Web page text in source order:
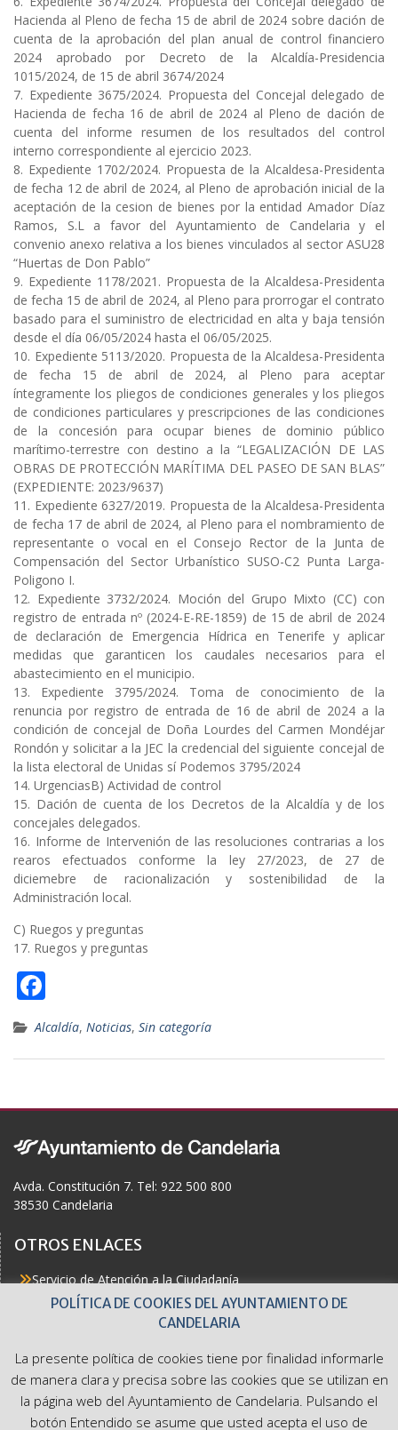
Hacienda al Pleno de fecha 15 de abril de 2024 sobre dación de
cuenta de la aprobación del plan anual de control financiero
2024 aprobado por Decreto de la Alcaldía-Presidencia
1015/2024, de 15 de abril 3674/2024
7. Expediente 3675/2024. Propuesta del Concejal delegado de
Hacienda de fecha 16 de abril de 2024 al Pleno de dación de
cuenta del informe resumen de los resultados del control
interno correspondiente al ejercicio 2023.
8. Expediente 1702/2024. Propuesta de la Alcaldesa-Presidenta
de fecha 12 de abril de 2024, al Pleno de aprobación inicial de la
aceptación de la cesion de bienes por la entidad Amador Díaz
Ramos, S.L a favor del Ayuntamiento de Candelaria y el
convenio anexo relativa a los bienes vinculados al sector ASU28
“Huertas de Don Pablo”
9. Expediente 1178/2021. Propuesta de la Alcaldesa-Presidenta
de fecha 15 de abril de 2024, al Pleno para prorrogar el contrato
basado para el suministro de electricidad en alta y baja tensión
desde el día 06/05/2024 hasta el 06/05/2025.
10. Expediente 5113/2020. Propuesta de la Alcaldesa-Presidenta
de fecha 15 de abril de 2024, al Pleno para aceptar
íntegramente los pliegos de condiciones generales y los pliegos
de condiciones particulares y prescripciones de las condiciones
de la concesión para ocupar bienes de dominio público
marítimo-terrestre con destino a la “LEGALIZACIÓN DE LAS
OBRAS DE PROTECCIÓN MARÍTIMA DEL PASEO DE SAN BLAS”
(EXPEDIENTE: 2023/9637)
11. Expediente 6327/2019. Propuesta de la Alcaldesa-Presidenta
de fecha 17 de abril de 2024, al Pleno para el nombramiento de
representante o vocal en el Consejo Rector de la Junta de
Compensación del Sector Urbanístico SUSO-C2 Punta Larga-
Poligono I.
12. Expediente 3732/2024. Moción del Grupo Mixto (CC) con
registro de entrada nº (2024-E-RE-1859) de 15 de abril de 2024
de declaración de Emergencia Hídrica en Tenerife y aplicar
medidas que garanticen los caudales necesarios para el
abastecimiento en el municipio.
13. Expediente 3795/2024. Toma de conocimiento de la
renuncia por registro de entrada de 16 de abril de 2024 a la
condición de concejal de Doña Lourdes del Carmen Mondéjar
Rondón y solicitar a la JEC la credencial del siguiente concejal de
la lista electoral de Unidas sí Podemos 3795/2024
14. UrgenciasB) Actividad de control
15. Dación de cuenta de los Decretos de la Alcaldía y de los
concejales delegados.
16. Informe de Intervenión de las resoluciones contrarias a los
rearos efectuados conforme la ley 27/2023, de 27 de
diciemebre de racionalización y sostenibilidad de la
Administración local.
C) Ruegos y preguntas
17. Ruegos y preguntas
ac
e
b
o
k
Alcaldía, Noticias, Sin categoría
Avda. Constitución 7. Tel: 922 500 800
38530 Candelaria
OTROS ENLACES
Servicio de Atención a la Ciudadanía
Actualidad
Buzón del Ciudadano
Accesibilidad
POLÍTICA DE COOKIES DEL AYUNTAMIENTO DE
CANDELARIA
La presente política de cookies tiene por finalidad informarle
de manera clara y precisa sobre las cookies que se utilizan en
la página web del Ayuntamiento de Candelaria. Pulsando el
botón Entendido se asume que usted acepta el uso de